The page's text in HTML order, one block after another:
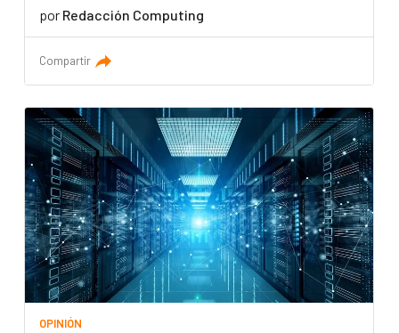
por Redacción Computing
Compartir
OPINIÓN